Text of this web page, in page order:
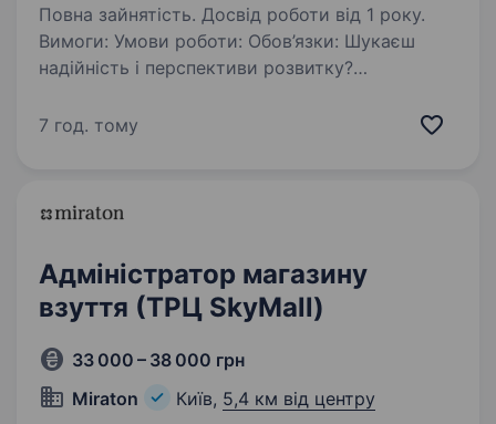
Повна зайнятість. Досвід роботи від 1 року.
Вимоги: Умови роботи: Обов’язки: Шукаєш
надійність і перспективи розвитку?
динамічно розвиваємося та втілюємо
7 год. тому
Адміністратор магазину
взуття (ТРЦ SkyMall)
33 000 – 38 000 грн
Miraton
Київ, 5,4 км від центру